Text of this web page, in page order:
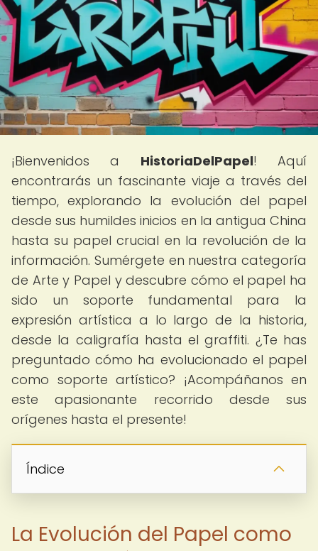
¡Bienvenidos a HistoriaDelPapel! Aquí
encontrarás un fascinante viaje a través del
tiempo, explorando la evolución del papel
desde sus humildes inicios en la antigua China
hasta su papel crucial en la revolución de la
información. Sumérgete en nuestra categoría
de Arte y Papel y descubre cómo el papel ha
sido un soporte fundamental para la
expresión artística a lo largo de la historia,
desde la caligrafía hasta el graffiti. ¿Te has
preguntado cómo ha evolucionado el papel
como soporte artístico? ¡Acompáñanos en
este apasionante recorrido desde sus
orígenes hasta el presente!
Índice
La Evolución del Papel como